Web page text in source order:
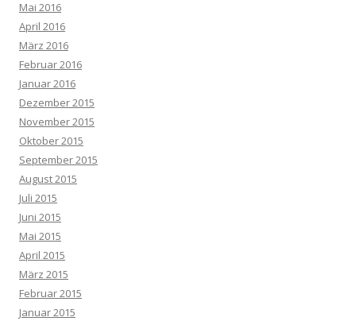
Mai 2016
April 2016
März 2016
Februar 2016
Januar 2016
Dezember 2015
November 2015
Oktober 2015
September 2015
August 2015
Juli 2015
Juni 2015
Mai 2015
April 2015
März 2015
Februar 2015
Januar 2015